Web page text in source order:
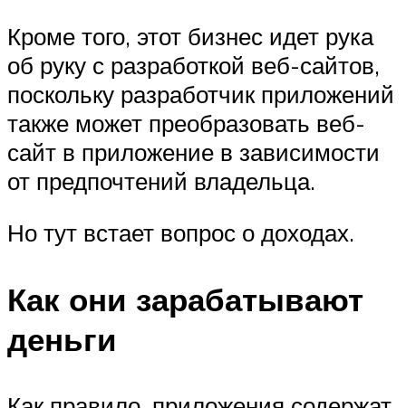
Кроме того, этот бизнес идет рука
об руку с разработкой веб-сайтов,
поскольку разработчик приложений
также может преобразовать веб-
сайт в приложение в зависимости
от предпочтений владельца.
Но тут встает вопрос о доходах.
Как они зарабатывают
деньги